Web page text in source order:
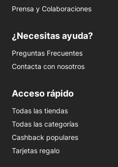
Prensa y Colaboraciones
¿Necesitas ayuda?
Preguntas Frecuentes
Contacta con nosotros
Acceso rápido
Todas las tiendas
Todas las categorías
Cashback populares
Tarjetas regalo